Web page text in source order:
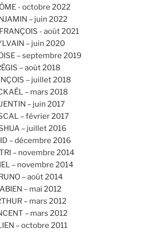
- octobre 2022
– juin 2022
- août 2021
– juin 2020
– septembre 2019
– août 2018
– juillet 2018
– mars 2018
– juin 2017
– février 2017
– juillet 2016
– décembre 2016
– novembre 2014
– novembre 2014
– août 2014
– mai 2012
– mars 2012
– mars 2012
– octobre 2011